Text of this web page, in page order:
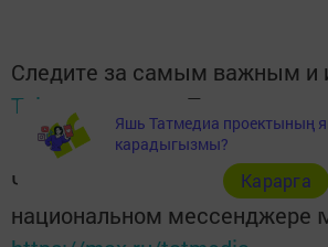
Следите за самым важным и
Telegram-канале
Татмедиа
Читайте новости Татарстана в
национальном мессенджере
Яшь Татмедиа проектының
карадыгызмы?
Карарга